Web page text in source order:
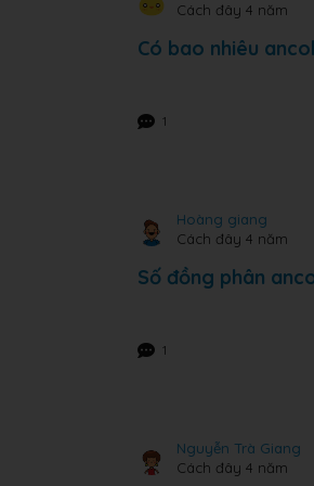
Cách đây 4 năm
Có bao nhiêu
1
Hoàng giang
Cách đây 4 năm
Số đồng phân
1
Nguyễn Trà Giang
Cách đây 4 năm